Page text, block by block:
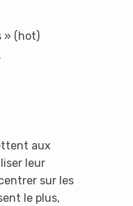
» (hot)
aux
leur
sur les
le plus,